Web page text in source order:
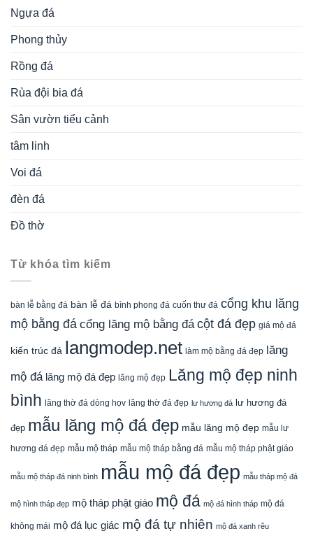
Ngựa đá
Phong thủy
Rồng đá
Rùa đội bia đá
Sân vườn tiểu cảnh
tâm linh
Voi đá
đèn đá
Đồ thờ
Từ khóa tìm kiếm
bàn lễ bằng đá bàn lễ đá bình phong đá cuốn thư đá cổng khu lăng
mộ bằng đá cổng lăng mộ bằng đá cột đá đẹp giá mộ đá
kiến trúc đá langmodep.net làm mộ bằng đá đẹp lăng
mộ đá lăng mộ đá đẹp lăng mộ đẹp Lăng mộ đẹp ninh
bình lăng thờ đá dòng họv lăng thờ đá đẹp lư hương đá lư hương đá
đẹp mẫu lăng mộ đá đẹp mẫu lăng mộ đẹp mẫu lư
hương đá đẹp mẫu mộ tháp mẫu mộ tháp bằng đá mẫu mộ tháp phật giáo
mẫu mộ tháp đá ninh bình mẫu mộ đá đẹp mẫu tháp mộ đá
mộ hình tháp đẹp mộ tháp phật giáo mộ đá mộ đá hình tháp mộ đá
không mái mộ đá lục giác mộ đá tự nhiên mộ đá xanh rêu